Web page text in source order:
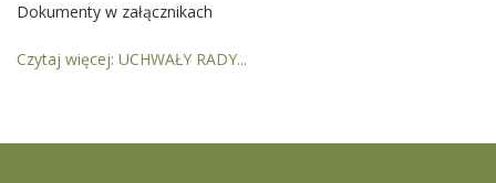
Dokumenty w załącznikach
Czytaj więcej: UCHWAŁY RADY...